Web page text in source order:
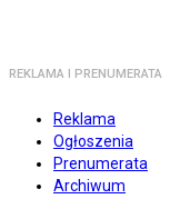
REKLAMA I PRENUMERATA
Reklama
Ogłoszenia
Prenumerata
Archiwum